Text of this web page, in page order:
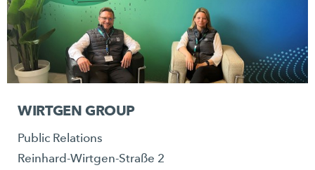
WIRTGEN GROUP
Public Relations
Reinhard-Wirtgen-Straße 2